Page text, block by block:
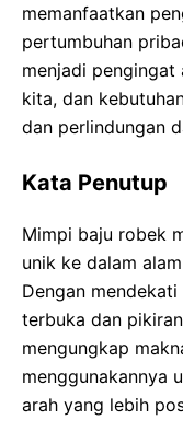
memanfaatkan
pertumbuhan
menjadi pengingat
kita, dan
dan perlindungan
Kata Penutup
Mimpi baju robek
unik ke dalam
Dengan
terbuka dan
mengungkap
menggunakannya
arah yang lebih